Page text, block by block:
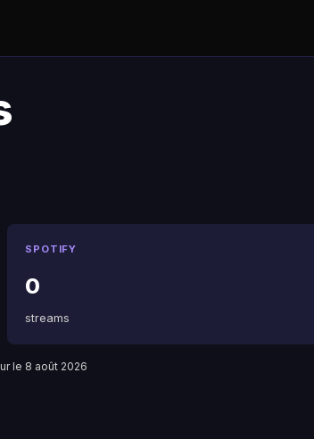
SPOTIFY
0
streams
le 8 août 2026